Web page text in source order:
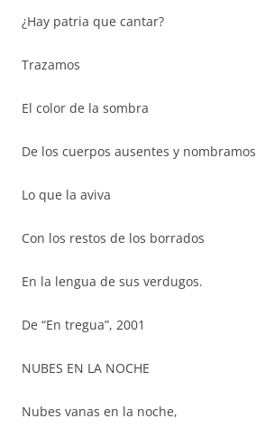
¿Hay patria que cantar?
Trazamos
El color de la sombra
De los cuerpos ausentes y nombramos
Lo que la aviva
Con los restos de los borrados
En la lengua de sus verdugos.
De “En tregua”, 2001
NUBES EN LA NOCHE
Nubes vanas en la noche,